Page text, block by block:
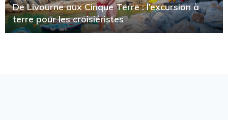
De Livourne aux Cinque Terre : l’excursion à
terre pour les croisiéristes